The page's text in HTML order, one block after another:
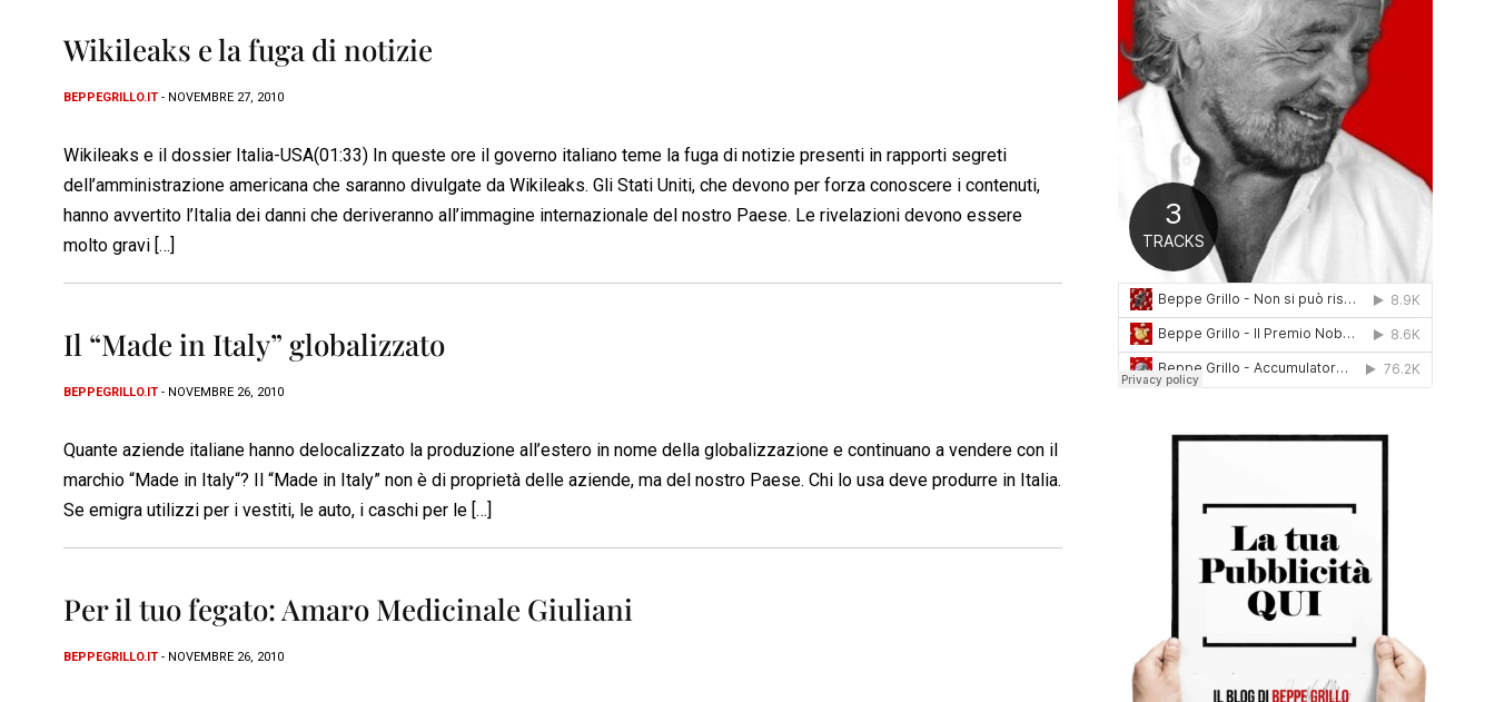
Wikileaks e la fuga di notizie
BEPPEGRILLO.IT - NOVEMBRE 27, 2010
Wikileaks e il dossier Italia-USA(01:33) In queste ore il governo italiano teme la fuga di notizie presenti in rapporti segreti
dell’amministrazione americana che saranno divulgate da Wikileaks. Gli Stati Uniti, che devono per forza conoscere i contenuti,
hanno avvertito l’Italia dei danni che deriveranno all’immagine internazionale del nostro Paese. Le rivelazioni devono essere
molto gravi […]
Il “Made in Italy” globalizzato
BEPPEGRILLO.IT - NOVEMBRE 26, 2010
Quante aziende italiane hanno delocalizzato la produzione all’estero in nome della globalizzazione e continuano a vendere con il
marchio “Made in Italy“? Il “Made in Italy” non è di proprietà delle aziende, ma del nostro Paese. Chi lo usa deve produrre in Italia.
Se emigra utilizzi per i vestiti, le auto, i caschi per le […]
Per il tuo fegato: Amaro Medicinale Giuliani
BEPPEGRILLO.IT - NOVEMBRE 26, 2010